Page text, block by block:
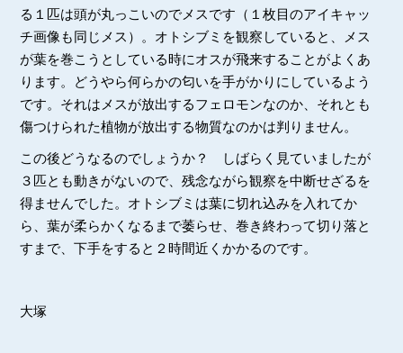
る１匹は頭が丸っこいのでメスです（１枚目のアイキャッ
チ画像も同じメス）。オトシブミを観察していると、メス
が葉を巻こうとしている時にオスが飛来することがよくあ
ります。どうやら何らかの匂いを手がかりにしているよう
です。それはメスが放出するフェロモンなのか、それとも
傷つけられた植物が放出する物質なのかは判りません。
この後どうなるのでしょうか？ しばらく見ていましたが
３匹とも動きがないので、残念ながら観察を中断せざるを
得ませんでした。オトシブミは葉に切れ込みを入れてか
ら、葉が柔らかくなるまで萎らせ、巻き終わって切り落と
すまで、下手をすると２時間近くかかるのです。
大塚